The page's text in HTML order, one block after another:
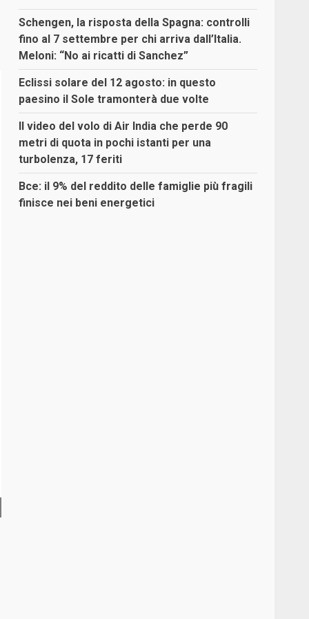
Schengen, la risposta della Spagna: controlli
fino al 7 settembre per chi arriva dall’Italia.
Meloni: “No ai ricatti di Sanchez”
Eclissi solare del 12 agosto: in questo
paesino il Sole tramonterà due volte
Il video del volo di Air India che perde 90
metri di quota in pochi istanti per una
turbolenza, 17 feriti
Bce: il 9% del reddito delle famiglie più fragili
finisce nei beni energetici